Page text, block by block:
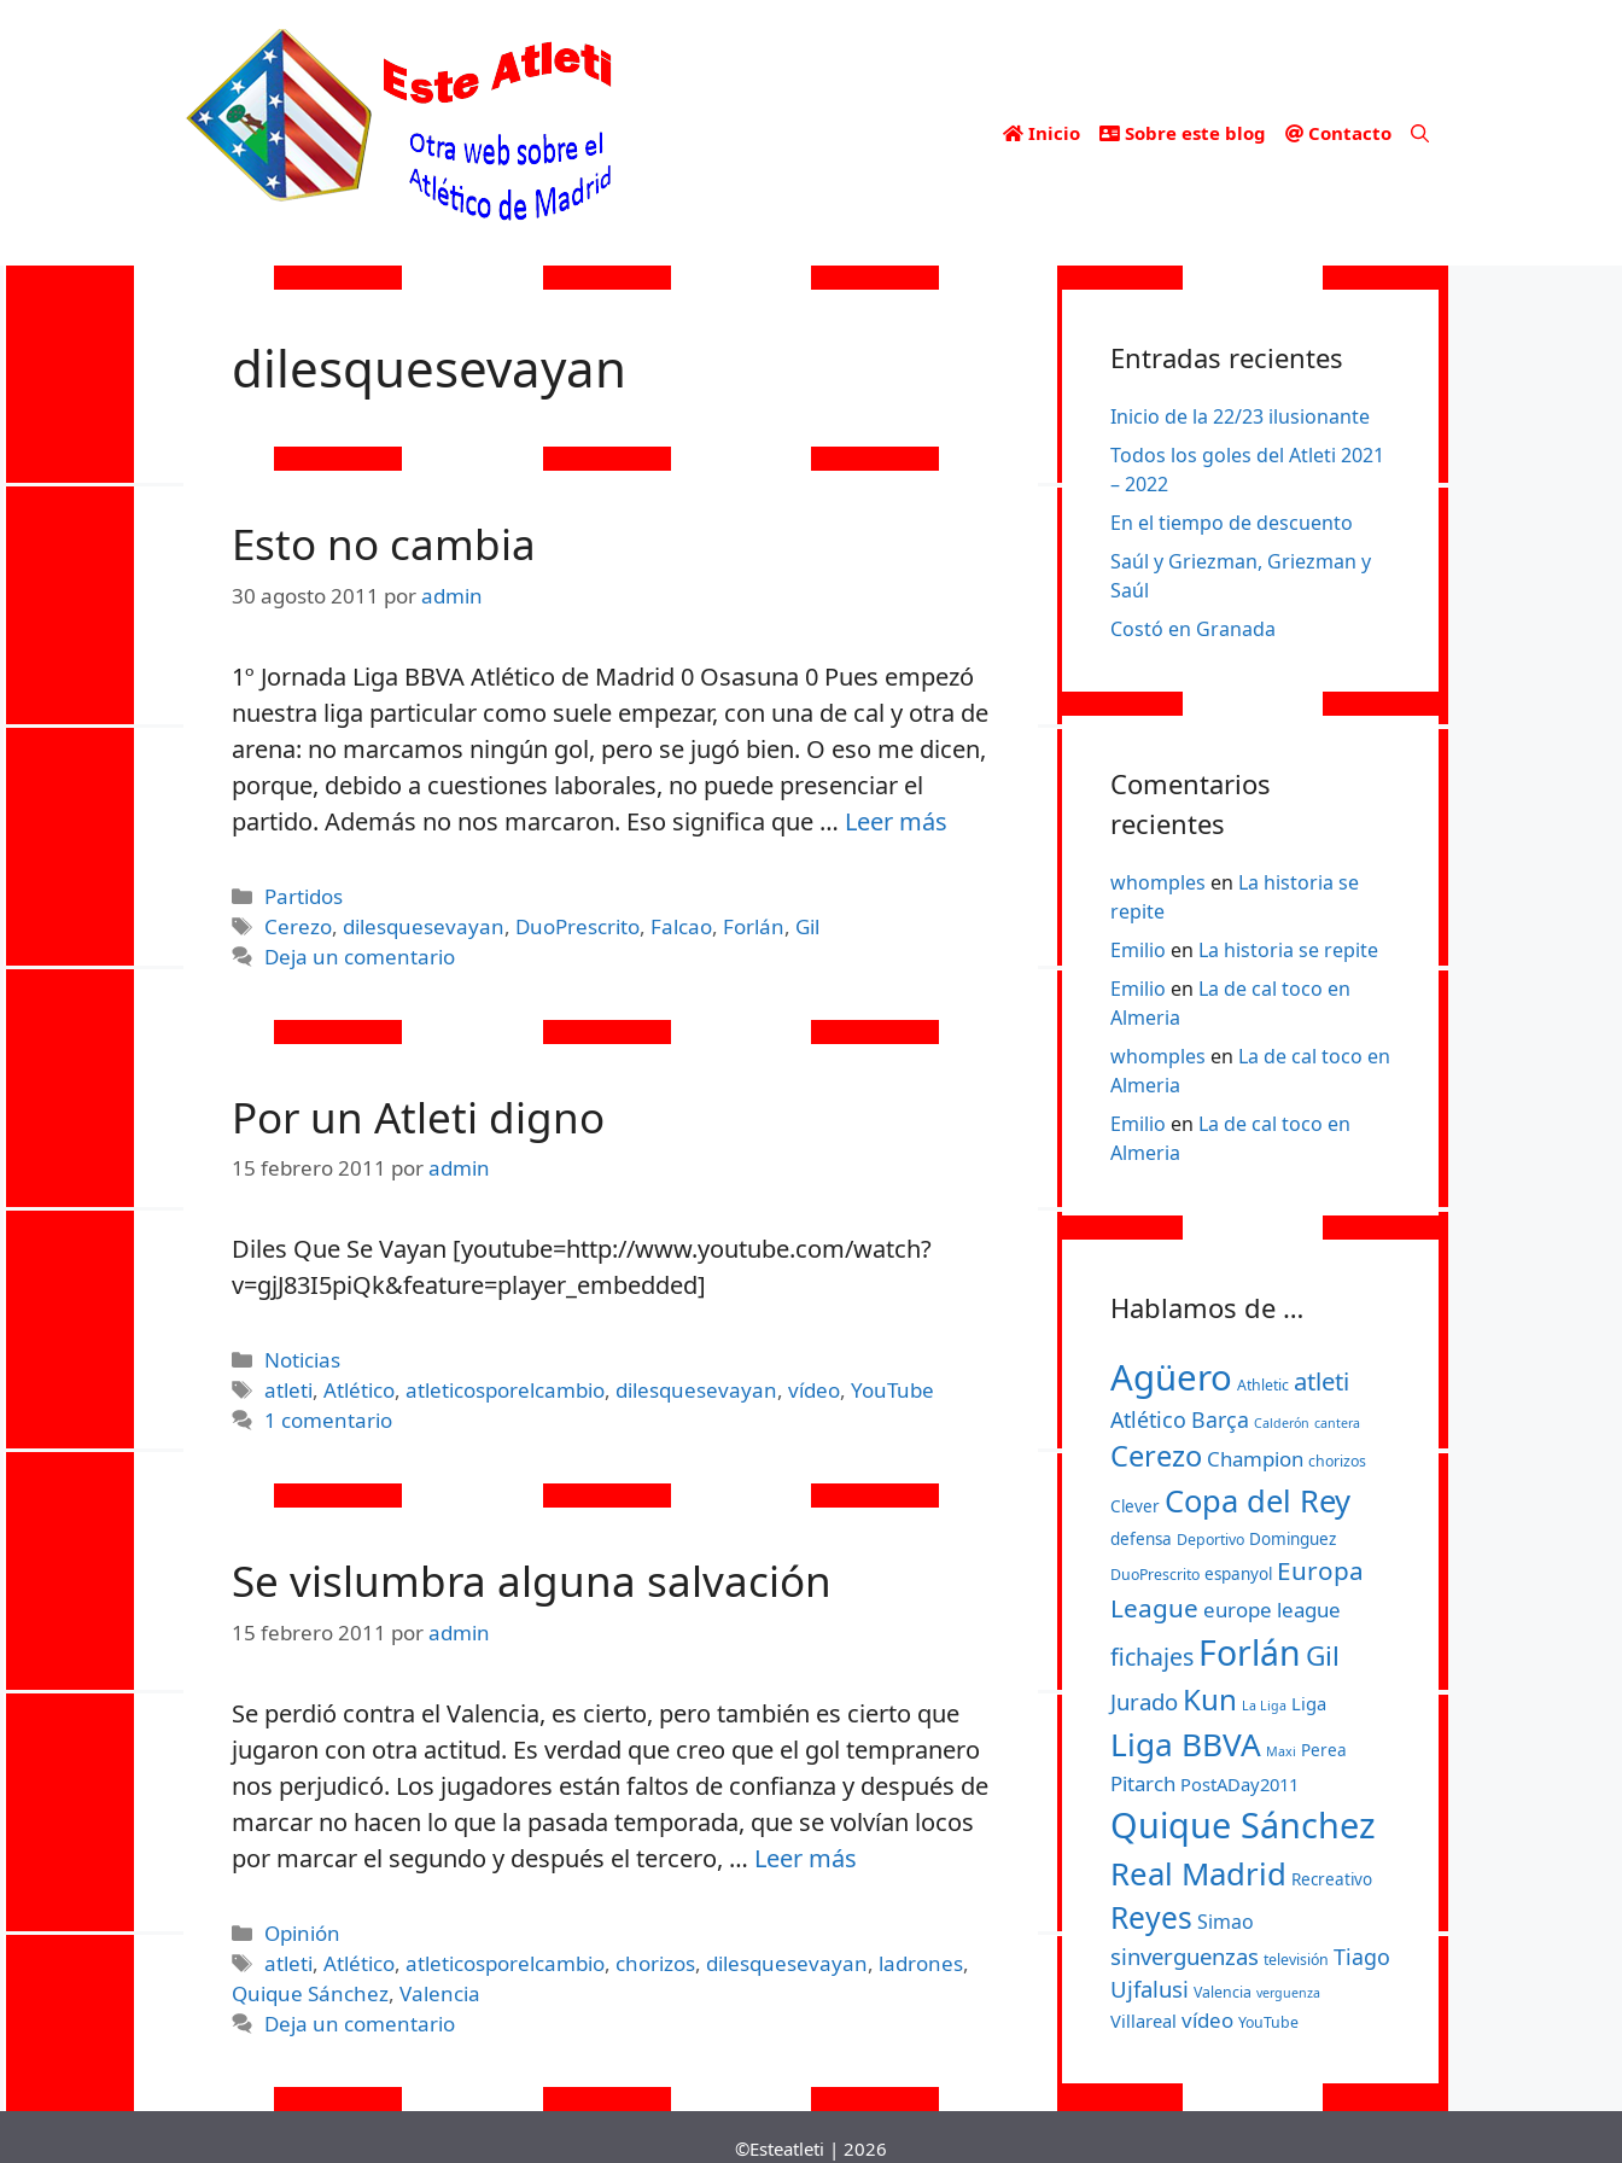
Inicio Sobre este blog Contacto
dilesquesevayan
Esto no cambia
30 agosto 2011 poradmin
1º Jornada Liga BBVA Atlético de Madrid 0 Osasuna 0 Pues empezó
nuestra liga particular como suele empezar, con una de cal y otra de
arena: no marcamos ningún gol, pero se jugó bien. O eso me dicen,
porque, debido a cuestiones laborales, no puede presenciar el
partido. Además no nos marcaron. Eso significa que … Leer más
Partidos
Cerezo, dilesquesevayan, DuoPrescrito, Falcao, Forlán, Gil
Deja un comentario
Por un Atleti digno
15 febrero 2011 poradmin
Diles Que Se Vayan [youtube=http://www.youtube.com/watch?
v=gjJ83I5piQk&feature=player_embedded]
Noticias
atleti,Atlético,atleticosporelcambio, dilesquesevayan,vídeo,YouTube
1 comentario
Se vislumbra alguna salvación
15 febrero 2011 poradmin
Se perdió contra el Valencia, es cierto, pero también es cierto que
jugaron con otra actitud. Es verdad que creo que el gol tempranero
nos perjudicó. Los jugadores están faltos de confianza y después de
marcar no hacen lo que la pasada temporada, que se volvían locos
por marcar el segundo y después el tercero, … Leer más
Opinión
atleti,Atlético,atleticosporelcambio, chorizos, dilesquesevayan, ladrones,
Quique Sánchez, Valencia
Deja un comentario
Entradas recientes
Inicio de la 22/23 ilusionante
Todos los goles del Atleti 2021
– 2022
En el tiempo de descuento
Saúl y Griezman, Griezman y
Saúl
Costó en Granada
Comentarios
recientes
whomples en La historia se
repite
Emilio en La historia se repite
Emilio en La de cal toco en
Almeria
whomples en La de cal toco en
Almeria
Emilio en La de cal toco en
Almeria
Hablamos de …
Agüero Athletic atleti
Atlético Barça Calderón cantera
Cerezo Champion chorizos
Clever Copa del Rey
defensa Deportivo Dominguez
DuoPrescrito espanyol Europa
League europe league
fichajes Forlán Gil
Jurado Kun La Liga Liga
Liga BBVA Maxi Perea
Pitarch PostADay2011
Quique Sánchez
Real Madrid Recreativo
Reyes Simao
sinverguenzas televisión Tiago
Ujfalusi Valencia verguenza
Villareal vídeo YouTube
©Esteatleti | 2026